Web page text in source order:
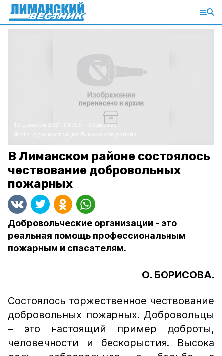
10 декабря 2021, 08:53
Общество
В Лиманском районе состоялось
чествование добровольных
пожарных
Добровольческие организации - это
реальная помощь профессиональным
пожарным и спасателям.
О. БОРИСОВА.
Состоялось торжественное чествование
добровольных пожарных. Добровольцы
– это настоящий пример доброты,
человечности и бескорыстия. Высока